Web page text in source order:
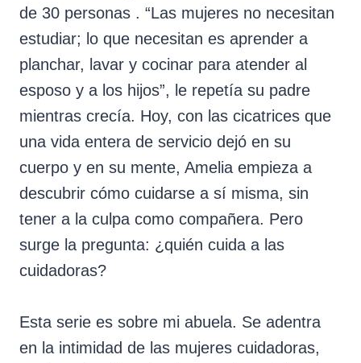
de 30 personas . “Las mujeres no necesitan
estudiar; lo que necesitan es aprender a
planchar, lavar y cocinar para atender al
esposo y a los hijos”, le repetía su padre
mientras crecía. Hoy, con las cicatrices que
una vida entera de servicio dejó en su
cuerpo y en su mente, Amelia empieza a
descubrir cómo cuidarse a sí misma, sin
tener a la culpa como compañera. Pero
surge la pregunta: ¿quién cuida a las
cuidadoras?
Esta serie es sobre mi abuela. Se adentra
en la intimidad de las mujeres cuidadoras,